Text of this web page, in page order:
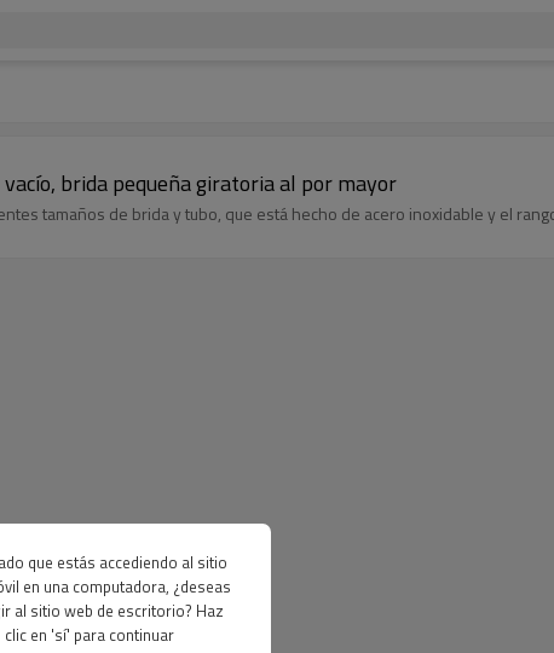
brida pequeña giratoria al por mayor
tamaños de brida y tubo, que está hecho de acero inoxidable y el
que estás accediendo al sitio
en una computadora, ¿deseas
al sitio web de escritorio? Haz
clic en 'sí' para continuar